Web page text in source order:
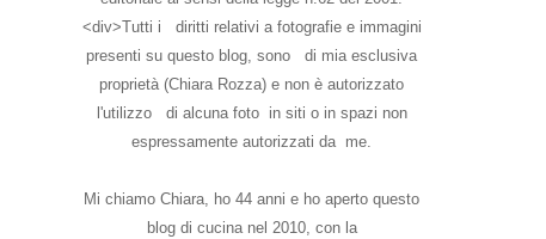
<div>Tutti i diritti relativi a fotografie e immagini
presenti su questo blog, sono di mia esclusiva
proprietà (Chiara Rozza) e non è autorizzato
l'utilizzo di alcuna foto in siti o in spazi non
espressamente autorizzati da me.
Mi chiamo Chiara, ho 44 anni e ho aperto questo
blog di cucina nel 2010, con la